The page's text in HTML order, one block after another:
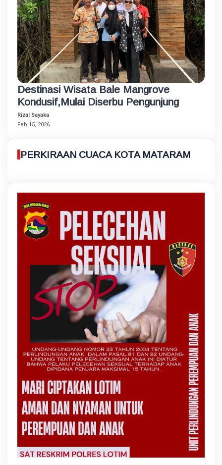
Destinasi Wisata Bale Mangrove
Kondusif,Mulai Diserbu Pengunjung
Rizal Sayaka
Feb 15, 2026
PERKIRAAN CUACA KOTA MATARAM